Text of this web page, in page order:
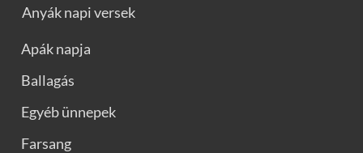
Anyák napi versek
Apák napja
Ballagás
Egyéb ünnepek
Farsang